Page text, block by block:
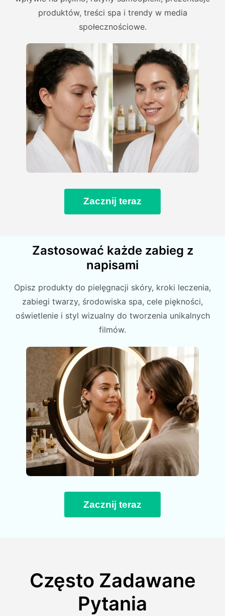
produktów, treści spa i trendy w media
społecznościowe.
Zacznij teraz
Zastosować każde zabieg z
napisami
Opisz produkty do pielęgnacji skóry, kroki leczenia,
zabiegi twarzy, środowiska spa, cele piękności,
oświetlenie i styl wizualny do tworzenia unikalnych
filmów.
Zacznij teraz
Często Zadawane
Pytania